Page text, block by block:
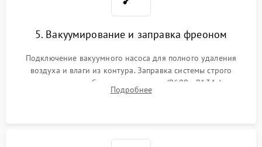
5. Вакуумирование и заправка фреоном
Подключение вакуумного насоса для полного удаления
воздуха и влаги из контура. Заправка системы строго
дозированным объемом хладагента (R600a, R134a) по
электронным весам. Контроль рабочего давления в системе.
Подробнее